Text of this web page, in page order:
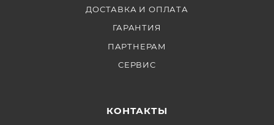
ДОСТАВКА И ОПЛАТА
ГАРАНТИЯ
ПАРТНЕРАМ
СЕРВИС
КОНТАКТЫ